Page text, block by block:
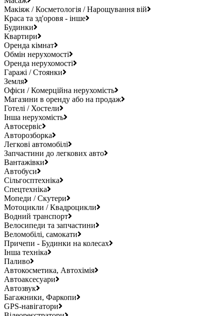
Макіяж / Косметологія / Нарощування вій
Краса та зд'оровя - інше
Будинки
Квартири
Оренда кімнат
Обмін нерухомості
Оренда нерухомості
Гаражі / Стоянки
Земля
Офіси / Комерційна нерухомість
Магазини в оренду або на продаж
Готелі / Хостели
Інша нерухомість
Автосервіс
Авторозборка
Легкові автомобілі
Запчастини до легкових авто
Вантажівки
Автобуси
Сільгосптехніка
Спецтехніка
Мопеди / Скутери
Мотоцикли / Квадроцикли
Водний транспорт
Велосипеди та запчастини
Веломобілі, самокати
Причепи - Будинки на колесах
Інша техніка
Паливо
Автокосметика, Автохімія
Автоаксесуари
Автозвук
Багажники, Фаркопи
GPS-навігатори